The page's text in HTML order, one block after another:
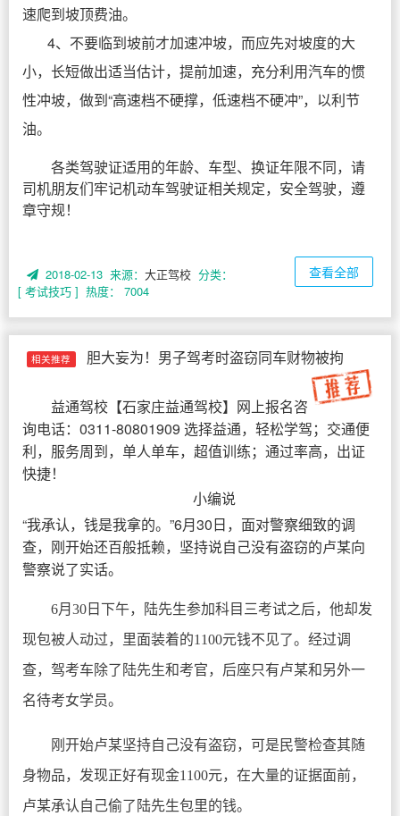
速爬到坡顶费油。
4、不要临到坡前才加速冲坡，而应先对坡度的大
小，长短做出适当估计，提前加速，充分利用汽车的惯
性冲坡，做到“高速档不硬撑，低速档不硬冲”，以利节
油。
各类驾驶证适用的年龄、车型、换证年限不同，请
司机朋友们牢记机动车驾驶证相关规定，安全驾驶，遵
章守规！
2018-02-13 来源：大正驾校 分类：
[ 考试技巧 ] 热度： 7004
查看全部
相关推荐 胆大妄为！男子驾考时盗窃同车财物被拘
益通驾校 【石家庄益通驾校】网上报名咨
询电话：0311-80801909 选择益通，轻松学驾；交通便
利，服务周到，单人单车，超值训练；通过率高，出证
快捷！
小编说
“我承认，钱是我拿的。”6月30日，面对警察细致的调
查，刚开始还百般抵赖，坚持说自己没有盗窃的卢某向
警察说了实话。
6月30日下午，陆先生参加科目三考试之后，他却发
现包被人动过，里面装着的1100元钱不见了。经过调
查，驾考车除了陆先生和考官，后座只有卢某和另外一
名待考女学员。
刚开始卢某坚持自己没有盗窃，可是民警检查其随
身物品，发现正好有现金1100元，在大量的证据面前，
卢某承认自己偷了陆先生包里的钱。